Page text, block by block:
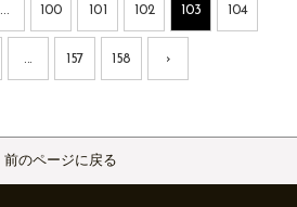
100 101 102 103 104
157 158 ›
前のページに戻る